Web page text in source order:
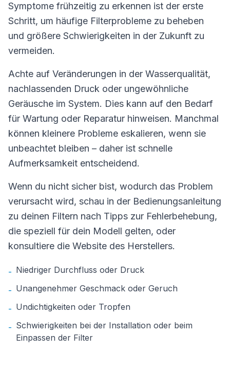
Symptome frühzeitig zu erkennen ist der erste
Schritt, um häufige Filterprobleme zu beheben
und größere Schwierigkeiten in der Zukunft zu
vermeiden.
Achte auf Veränderungen in der Wasserqualität,
nachlassenden Druck oder ungewöhnliche
Geräusche im System. Dies kann auf den Bedarf
für Wartung oder Reparatur hinweisen. Manchmal
können kleinere Probleme eskalieren, wenn sie
unbeachtet bleiben – daher ist schnelle
Aufmerksamkeit entscheidend.
Wenn du nicht sicher bist, wodurch das Problem
verursacht wird, schau in der Bedienungsanleitung
zu deinen Filtern nach Tipps zur Fehlerbehebung,
die speziell für dein Modell gelten, oder
konsultiere die Website des Herstellers.
- Niedriger Durchfluss oder Druck
- Unangenehmer Geschmack oder Geruch
- Undichtigkeiten oder Tropfen
- Schwierigkeiten bei der Installation oder beim
Einpassen der Filter